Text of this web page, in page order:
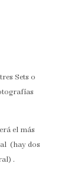
Sets o
el más
(hay dos
.